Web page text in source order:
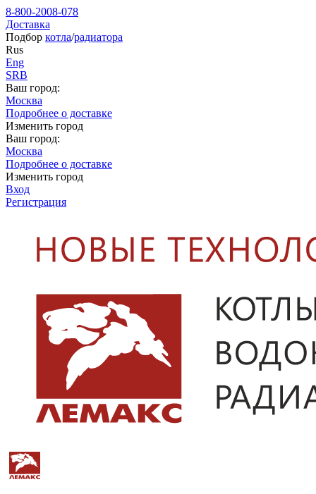
8-800-2008-078
Доставка
Подбор котла/радиатора
Rus
Eng
SRB
Ваш город:
Москва
Подробнее о доставке
Изменить город
Ваш город:
Москва
Подробнее о доставке
Изменить город
Вход
Регистрация